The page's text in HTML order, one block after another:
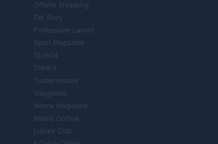
Offerte Shopping
Pet Story
Professione Lavoro
Sport Magazine
Style24
Think.it
Tuobenessere
Viaggiamo
Nonne Magazine
Milano Cortina
Luxury Club